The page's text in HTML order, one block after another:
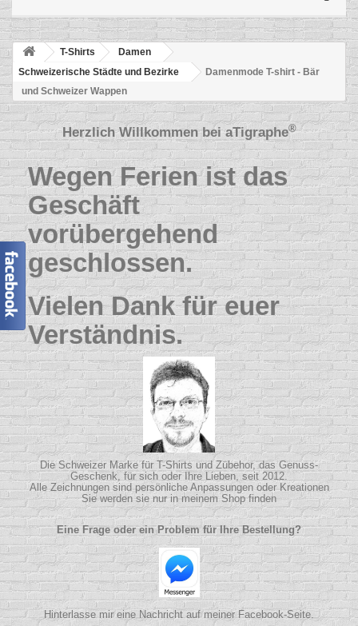
T-Shirts
Damen
Schweizerische Städte und Bezirke
Damenmode T-shirt - Bär
und Schweizer Wappen
Herzlich Willkommen beiaTigraphe®
Wegen Ferien ist das
Geschäft
vorübergehend
geschlossen.
Vielen Dank für euer
Verständnis.
Die Schweizer Marke für T-Shirts und Zübehor, das Genuss-
Geschenk, für sich oder Ihre Lieben, seit 2012.
Alle Zeichnungen sind persönliche Anpassungen oder Kreationen
Sie werden sie nur in meinem Shop finden
Eine Frage oder ein Problem für Ihre Bestellung?
Hinterlasse mir eine Nachricht auf meiner Facebook-Seite.